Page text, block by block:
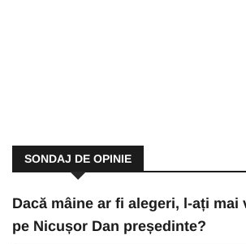
SONDAJ DE OPINIE
Dacă mâine ar fi alegeri, l-ați mai
pe Nicușor Dan președinte?